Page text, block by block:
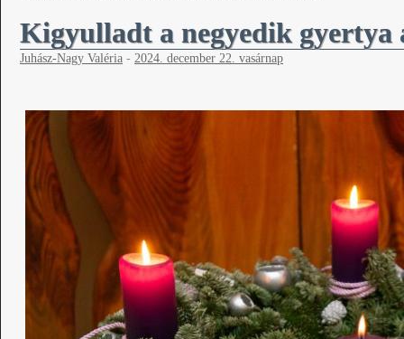
Kigyulladt a negyedik gyertya
Juhász-Nagy Valéria - 2024. december 22. vasárnap